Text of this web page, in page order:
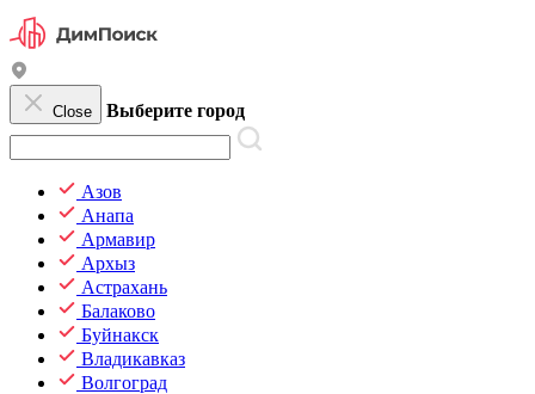
Close Выберите город
Азов
Анапа
Армавир
Архыз
Астрахань
Балаково
Буйнакск
Владикавказ
Волгоград